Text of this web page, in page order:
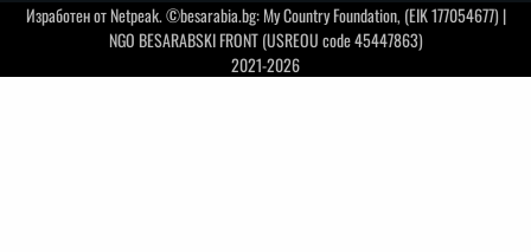
Изработен отNetpeak. ©besarabia.bg: My Country Foundation, (EIK 177054677) |
NGO BESARABSKI FRONT (USREOU code 45447863)
2021-2026